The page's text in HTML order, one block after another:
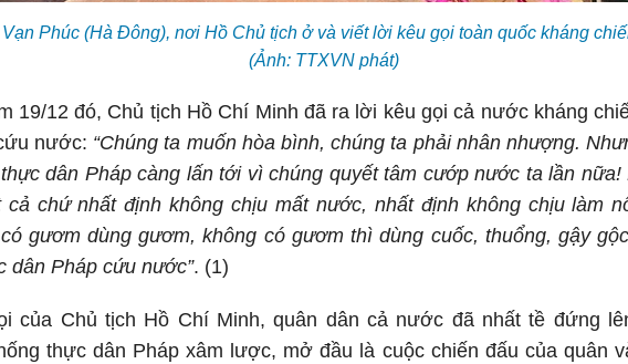
Phúc (Hà Đông), nơi Hồ Chủ tịch ở và viết lời kêu gọi toàn quốc kháng
(Ảnh: TTXVN phát)
19/12 đó, Chủ tịch Hồ Chí Minh đã ra lời kêu gọi cả nước kháng
nước: “Chúng ta muốn hòa bình, chúng ta phải nhân nhượng.
dân Pháp càng lấn tới vì chúng quyết tâm cướp nước ta lần nữa!
cả chứ nhất định không chịu mất nước, nhất định không chịu làm
gươm dùng gươm, không có gươm thì dùng cuốc, thuổng, gậy
dân Pháp cứu nước”. (1)
của Chủ tịch Hồ Chí Minh, quân dân cả nước đã nhất tề đứng
thực dân Pháp xâm lược, mở đầu là cuộc chiến đấu của quân